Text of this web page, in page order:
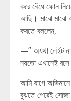
করে বেঁধে ফোন
আছি। মাঝে মাঝে
করতে বললেন,
—” অযথা লেইট
নয়তো এখানেই
আমি রাগে
বুঝতে পেরেই